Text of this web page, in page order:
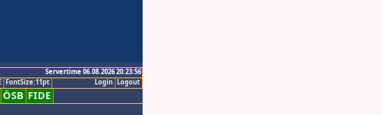
Servertime 06.08.2026 20:23:56
Logout
Login
FontSize:11pt
ÖSB FIDE